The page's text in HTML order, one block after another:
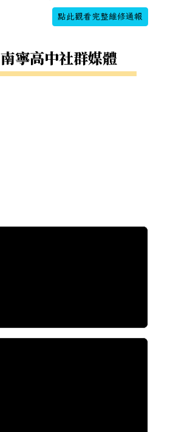
點此觀看完整維修通報
南寧高中社群媒體